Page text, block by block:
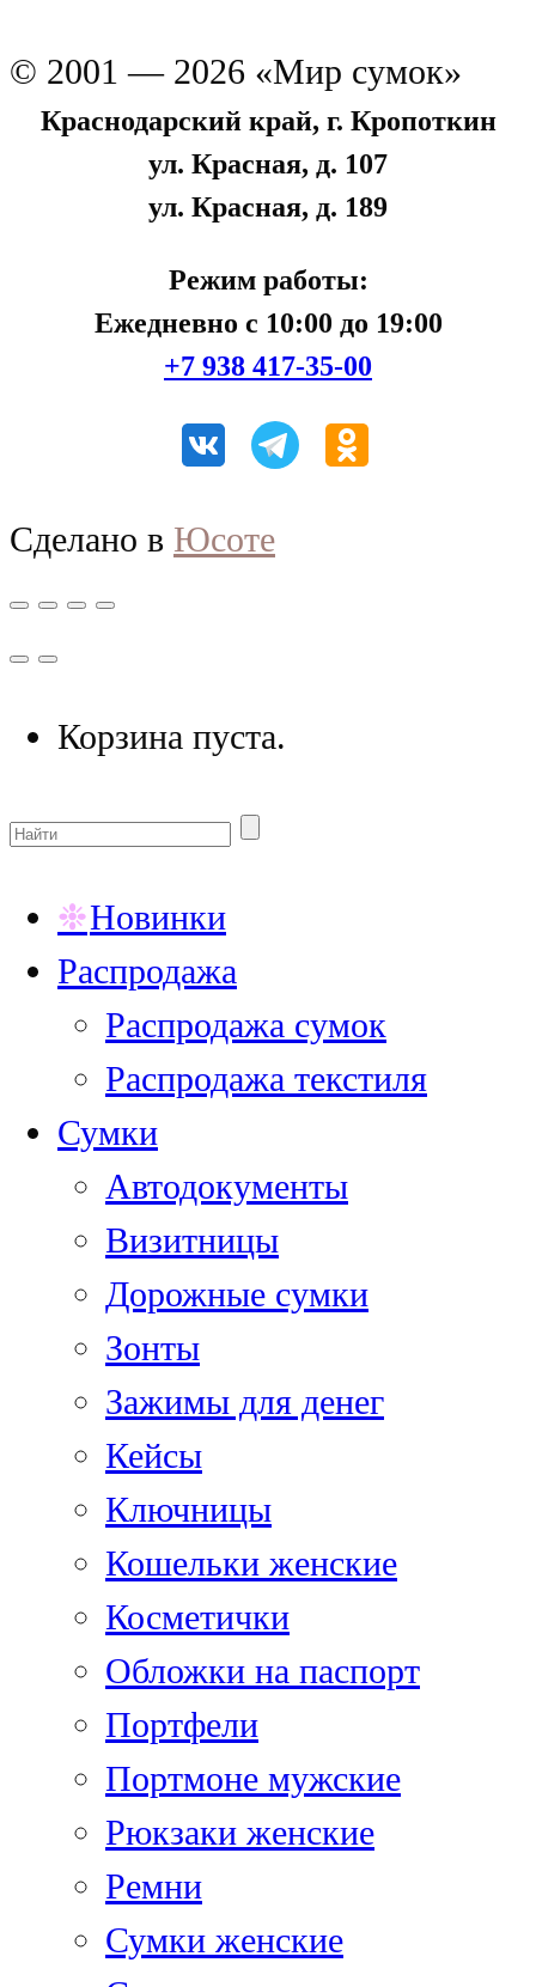
© 2001 — 2026 «Мир сумок»
Краснодарский край, г. Кропоткин
ул. Красная, д. 107
ул. Красная, д. 189
Режим работы:
Ежедневно с 10:00 до 19:00
+7 938 417-35-00
Сделано в Юсоте
Корзина пуста.
Новинки
Распродажа
Распродажа сумок
Распродажа текстиля
Сумки
Автодокументы
Визитницы
Дорожные сумки
Зонты
Зажимы для денег
Кейсы
Ключницы
Кошельки женские
Косметички
Обложки на паспорт
Портфели
Портмоне мужские
Рюкзаки женские
Ремни
Сумки женские